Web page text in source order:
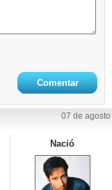
07 de agosto
Nació